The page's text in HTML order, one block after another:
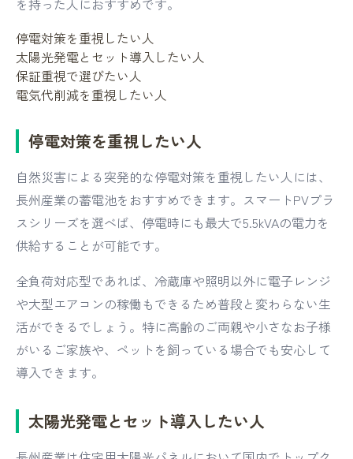
停電対策を重視したい人
太陽光発電とセット導入したい人
保証重視で選びたい人
電気代削減を重視したい人
停電対策を重視したい人
自然災害による突発的な停電対策を重視したい人には、
長州産業の蓄電池をおすすめできます。スマートPVプラ
スシリーズを選べば、停電時にも最大で5.5kVAの電力を
供給することが可能です。
全負荷対応型であれば、冷蔵庫や照明以外に電子レンジ
や大型エアコンの稼働もできるため普段と変わらない生
活ができるでしょう。特に高齢のご両親や小さなお子様
がいるご家族や、ペットを飼っている場合でも安心して
導入できます。
太陽光発電とセット導入したい人